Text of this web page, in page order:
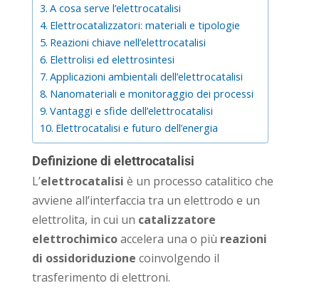
A cosa serve l’elettrocatalisi
Elettrocatalizzatori: materiali e tipologie
Reazioni chiave nell’elettrocatalisi
Elettrolisi ed elettrosintesi
Applicazioni ambientali dell’elettrocatalisi
Nanomateriali e monitoraggio dei processi
Vantaggi e sfide dell’elettrocatalisi
Elettrocatalisi e futuro dell’energia
Definizione di elettrocatalisi
L’elettrocatalisi è un processo catalitico che
avviene all’interfaccia tra un elettrodo e un
elettrolita, in cui un catalizzatore
elettrochimicoaccelera una o più reazioni
di ossidoriduzione coinvolgendo il
trasferimento di elettroni.